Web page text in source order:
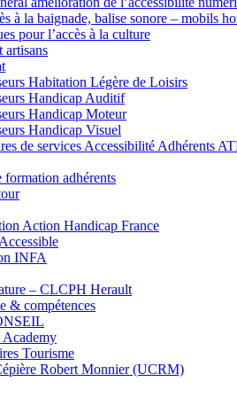
à la baignade, balise sonore – mobils
pour l’accès à la culture
artisans
Habitation Légère de Loisirs
Handicap Auditif
Handicap Moteur
Handicap Visuel
de services Accessibilité Adhérents
formation adhérents
Action Handicap France
INFA
– CLCPH Herault
& compétences
Academy
Tourisme
Robert Monnier (UCRM)